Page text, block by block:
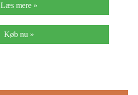
Læs mere »
Køb nu »